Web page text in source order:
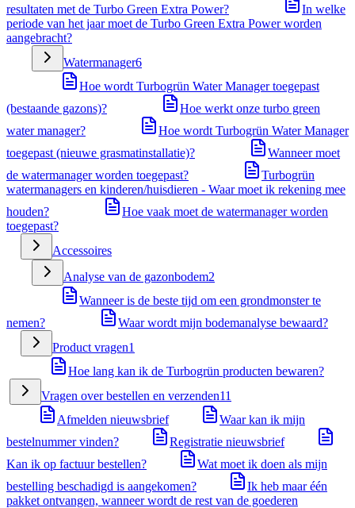
resultaten met de Turbo Green Extra Power?
In welke
periode van het jaar moet de Turbo Green Extra Power worden
aangebracht?
Watermanager6
Hoe wordt Turbogrün Water Manager toegepast
(bestaande gazons)?
Hoe werkt onze turbo green
water manager?
Hoe wordt Turbogrün Water Manager
toegepast (nieuwe grasmatinstallatie)?
Wanneer moet
de watermanager worden toegepast?
Turbogrün
watermanagers en kinderen/huisdieren - Waar moet ik rekening mee
houden?
Hoe vaak moet de watermanager worden
toegepast?
Accessoires
Analyse van de gazonbodem2
Wanneer is de beste tijd om een grondmonster te
nemen?
Waar wordt mijn bodemanalyse bewaard?
Product vragen1
Hoe lang kan ik de Turbogrün producten bewaren?
Vragen over bestellen en verzenden11
Afmelden nieuwsbrief
Waar kan ik mijn
bestelnummer vinden?
Registratie nieuwsbrief
Kan ik op factuur bestellen?
Wat moet ik doen als mijn
bestelling beschadigd is aangekomen?
Ik heb maar één
pakket ontvangen, wanneer wordt de rest van de goederen